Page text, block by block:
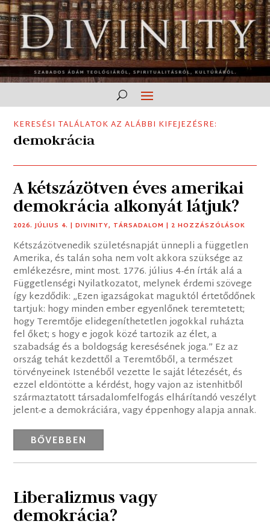
KERESÉSI TALÁLATOK AZ ALÁBBI KIFEJEZÉSRE:
demokrácia
A kétszázötven éves amerikai
demokrácia alkonyát látjuk?
2026. JÚLIUS 4. |DIVINITY, TÁRSADALOM | 2 HOZZÁSZÓLÁSOK
Kétszázötvenedik születésnapját ünnepli a független
Amerika, és talán soha nem volt akkora szüksége az
emlékezésre, mint most. 1776. július 4-én írták alá a
Függetlenségi Nyilatkozatot, melynek érdemi szövege
így kezdődik: „Ezen igazságokat maguktól értetődőnek
tartjuk: hogy minden ember egyenlőnek teremtetett;
hogy Teremtője elidegeníthetetlen jogokkal ruházta
fel őket; s hogy e jogok közé tartozik az élet, a
szabadság és a boldogság keresésének joga.” Ez az
ország tehát kezdettől a Teremtőből, a természet
törvényeinek Istenéből vezette le saját létezését, és
ezzel eldöntötte a kérdést, hogy vajon az istenhitből
származtatott társadalomfelfogás elhárítandó veszélyt
jelent-e a demokráciára, vagy éppenhogy alapja annak.
BŐVEBBEN
Liberalizmus vagy
demokrácia?